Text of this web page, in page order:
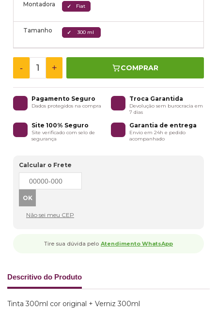
Montadora Fiat
Tamanho 300 ml
- + COMPRAR
Pagamento Seguro
Dados protegidos na compra
Troca Garantida
Devolução sem burocracia em
7 dias
Site 100% Seguro
Site verificado com selo de
segurança
Garantia de entrega
Envio em 24h e pedido
acompanhado
Calcular o Frete
Não sei meu CEP
Tire sua dúvida pelo Atendimento WhatsApp
Descritivo do Produto
Tinta 300ml cor original + Verniz 300ml